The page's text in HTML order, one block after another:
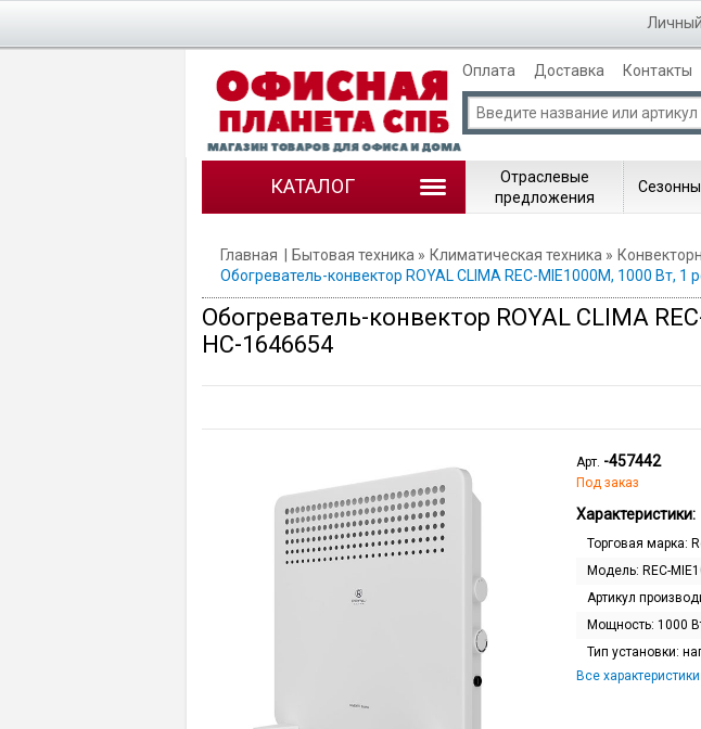
Оплата Доставка Контакты
КАТАЛОГ
Отраслевые
предложения
Главная Бытовая техника Климатическая техника
Обогреватель-конвектор ROYAL CLIMA REC-MIE1000M, 1000 Вт,
Обогреватель-конвектор ROYAL CLIMA
НС-1646654
Арт. -457442
Под заказ
Характеристики:
Торговая марка:
Модель: REC-
Артикул
Мощность: 1000
Тип установки:
Все